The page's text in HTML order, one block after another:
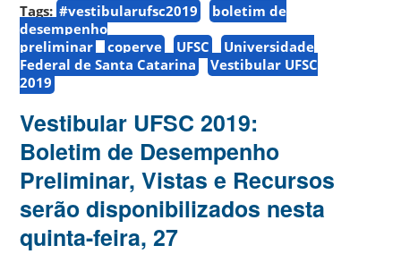
Tags: #vestibularufsc2019
boletim de
desempenho
preliminar
coperve UFSC
Universidade
Federal de Santa Catarina
Vestibular UFSC
2019
Vestibular UFSC 2019:
Boletim de Desempenho
Preliminar, Vistas e Recursos
serão disponibilizados nesta
quinta-feira, 27